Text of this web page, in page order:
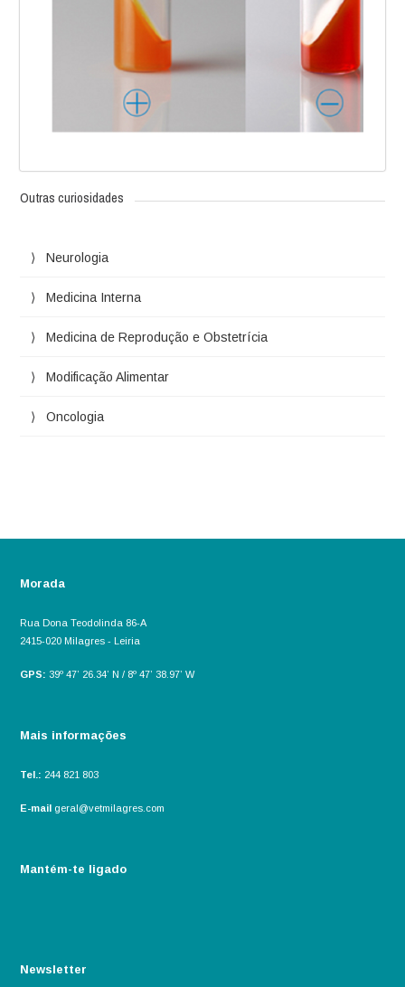
Outras curiosidades
Neurologia
Medicina Interna
Medicina de Reprodução e Obstetrícia
Modificação Alimentar
Oncologia
Morada
Rua Dona Teodolinda 86-A
2415-020 Milagres - Leiria
GPS: 39º 47’ 26.34’ N / 8º 47’ 38.97’ W
Mais informações
Tel.: 244 821 803
E-mail geral@vetmilagres.com
Mantém-te ligado
Newsletter